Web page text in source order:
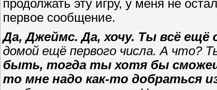
продолжать эту игру, у меня не
первое сообщение.
Да, Джеймс. Да, хочу. Ты всё ещё
домой ещё первого числа. А что?
быть, тогда ты хотя бы
то мне надо как-то добраться